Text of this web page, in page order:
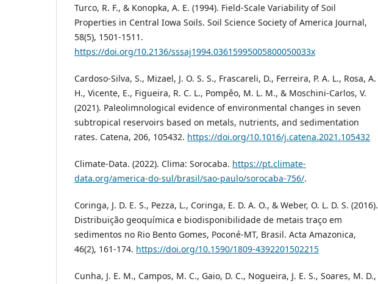
Turco, R. F., & Konopka, A. E. (1994). Field-Scale Variability of Soil
Properties in Central Iowa Soils. Soil Science Society of America Journal,
58(5), 1501-1511.
https://doi.org/10.2136/sssaj1994.03615995005800050033x
Cardoso-Silva, S., Mizael, J. O. S. S., Frascareli, D., Ferreira, P. A. L., Rosa, A.
H., Vicente, E., Figueira, R. C. L., Pompêo, M. L. M., & Moschini-Carlos, V.
(2021). Paleolimnological evidence of environmental changes in seven
subtropical reservoirs based on metals, nutrients, and sedimentation
rates. Catena, 206, 105432. https://doi.org/10.1016/j.catena.2021.105432
Climate-Data. (2022). Clima: Sorocaba. https://pt.climate-
data.org/america-do-sul/brasil/sao-paulo/sorocaba-756/.
Coringa, J. D. E. S., Pezza, L., Coringa, E. D. A. O., & Weber, O. L. D. S. (2016).
Distribuição geoquímica e biodisponibilidade de metais traço em
sedimentos no Rio Bento Gomes, Poconé-MT, Brasil. Acta Amazonica,
46(2), 161-174. https://doi.org/10.1590/1809-4392201502215
Cunha, J. E. M., Campos, M. C., Gaio, D. C., Nogueira, J. E. S., Soares, M. D.,